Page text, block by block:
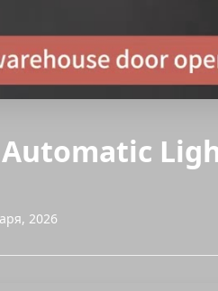
Automatic
2026